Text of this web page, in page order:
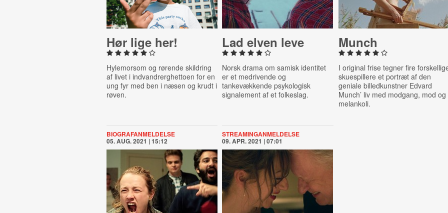
Hør lige her!
Hylemorsom og rørende skildring
af livet i indvandrerghettoen for en
ung fyr med ben i næsen og krudt i
røven.
Lad elven leve
Norsk drama om samisk identitet
er et medrivende og
tankevækkende psykologisk
signalement af et folkeslag.
Munch
I original frise tegner fire
skuespillere et portræt af den
geniale billedkunstner Edvard
Munch’ liv med modgang, mod og
melankoli.
BIOGRAFANMELDELSE
05. AUG. 2021 | 15:12
STREAMINGANMELDELSE
09. APR. 2021 | 07:01